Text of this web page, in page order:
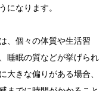
になります。
、個々の体質や生活習
睡眠の質などが挙げられ
大きな偏りがある場合、